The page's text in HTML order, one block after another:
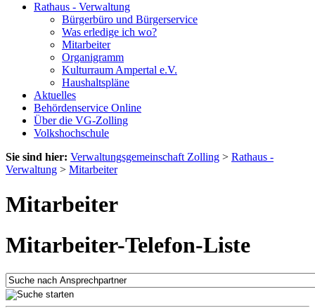
Rathaus - Verwaltung
Bürgerbüro und Bürgerservice
Was erledige ich wo?
Mitarbeiter
Organigramm
Kulturraum Ampertal e.V.
Haushaltspläne
Aktuelles
Behördenservice Online
Über die VG-Zolling
Volkshochschule
Sie sind hier: Verwaltungsgemeinschaft Zolling > Rathaus -
Verwaltung > Mitarbeiter
Mitarbeiter
Mitarbeiter-Telefon-Liste